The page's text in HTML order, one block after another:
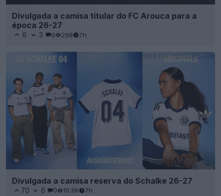
Divulgada a camisa titular do FC Arouca para a
época 26-27
6 3 0 298 7h
Divulgada a camisa reserva do Schalke 26-27
70 6 0 10.9K 7h